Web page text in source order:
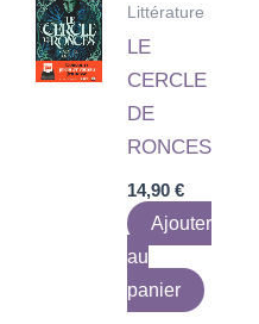
Littérature
LE
CERCLE
DE
RONCES
14,90 €
Ajouter
au
panier